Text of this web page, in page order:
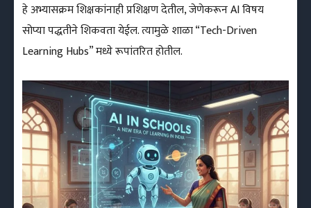
हे अभ्यासक्रम शिक्षकांनाही प्रशिक्षण देतील, जेणेकरून AI विषय
सोप्या पद्धतीने शिकवता येईल. त्यामुळे शाळा “Tech-Driven
Learning Hubs” मध्ये रूपांतरित होतील.